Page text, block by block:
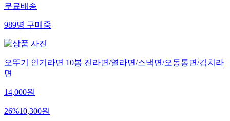
무료배송
989명구매중
오뚜기 인기라면 10봉 진라면/열라면/스낵면/오동통면/김치라
면
14,000원
26%10,300원